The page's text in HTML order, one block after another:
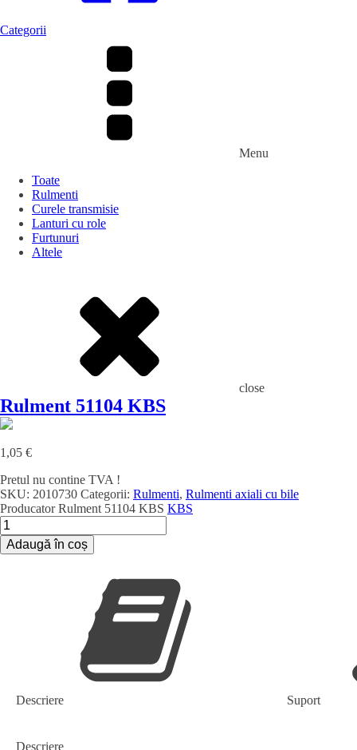
Categorii
Menu
Toate
Rulmenti
Curele transmisie
Lanturi cu role
Furtunuri
Altele
close
Rulment 51104 KBS
1,05 €
Pretul nu contine TVA !
SKU: 2010730 Categorii: Rulmenti, Rulmenti axiali cu bile
ProducatorRulment 51104 KBS KBS
Cantitate
Rulment
51104
Adaugă în coș
Descriere Suport
Descriere